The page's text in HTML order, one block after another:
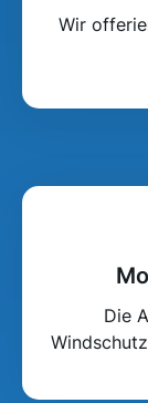
Wir
Die